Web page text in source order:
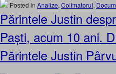
Posted in Analize, Colimatorul,
Părintele Justin
Paști, acum 10 ani.
Părintele Justin